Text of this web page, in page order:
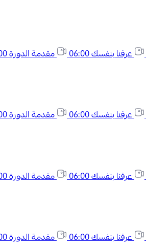
عرفنا بنفسك06:00 مقدمة الدورة
عرفنا بنفسك06:00 مقدمة الدورة
عرفنا بنفسك06:00 مقدمة الدورة
عرفنا بنفسك06:00 مقدمة الدورة